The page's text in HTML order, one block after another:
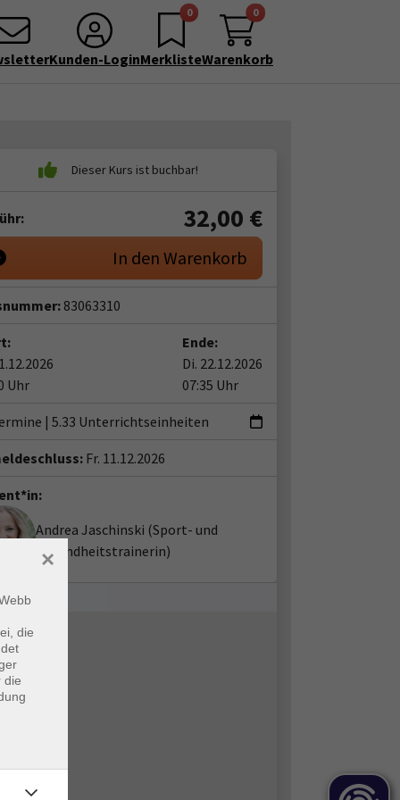
Kunden-Login
0
Merkliste
0
Warenkorb
32,00 €
In den Warenkorb
83063310
Uhr
Ende:
Di. 22.12.2026
07:35 Uhr
| 5.33 Unterrichtseinheiten
Fr. 11.12.2026
Andrea Jaschinski (Sport- und
Gesundheitstrainerin)
die
die
×